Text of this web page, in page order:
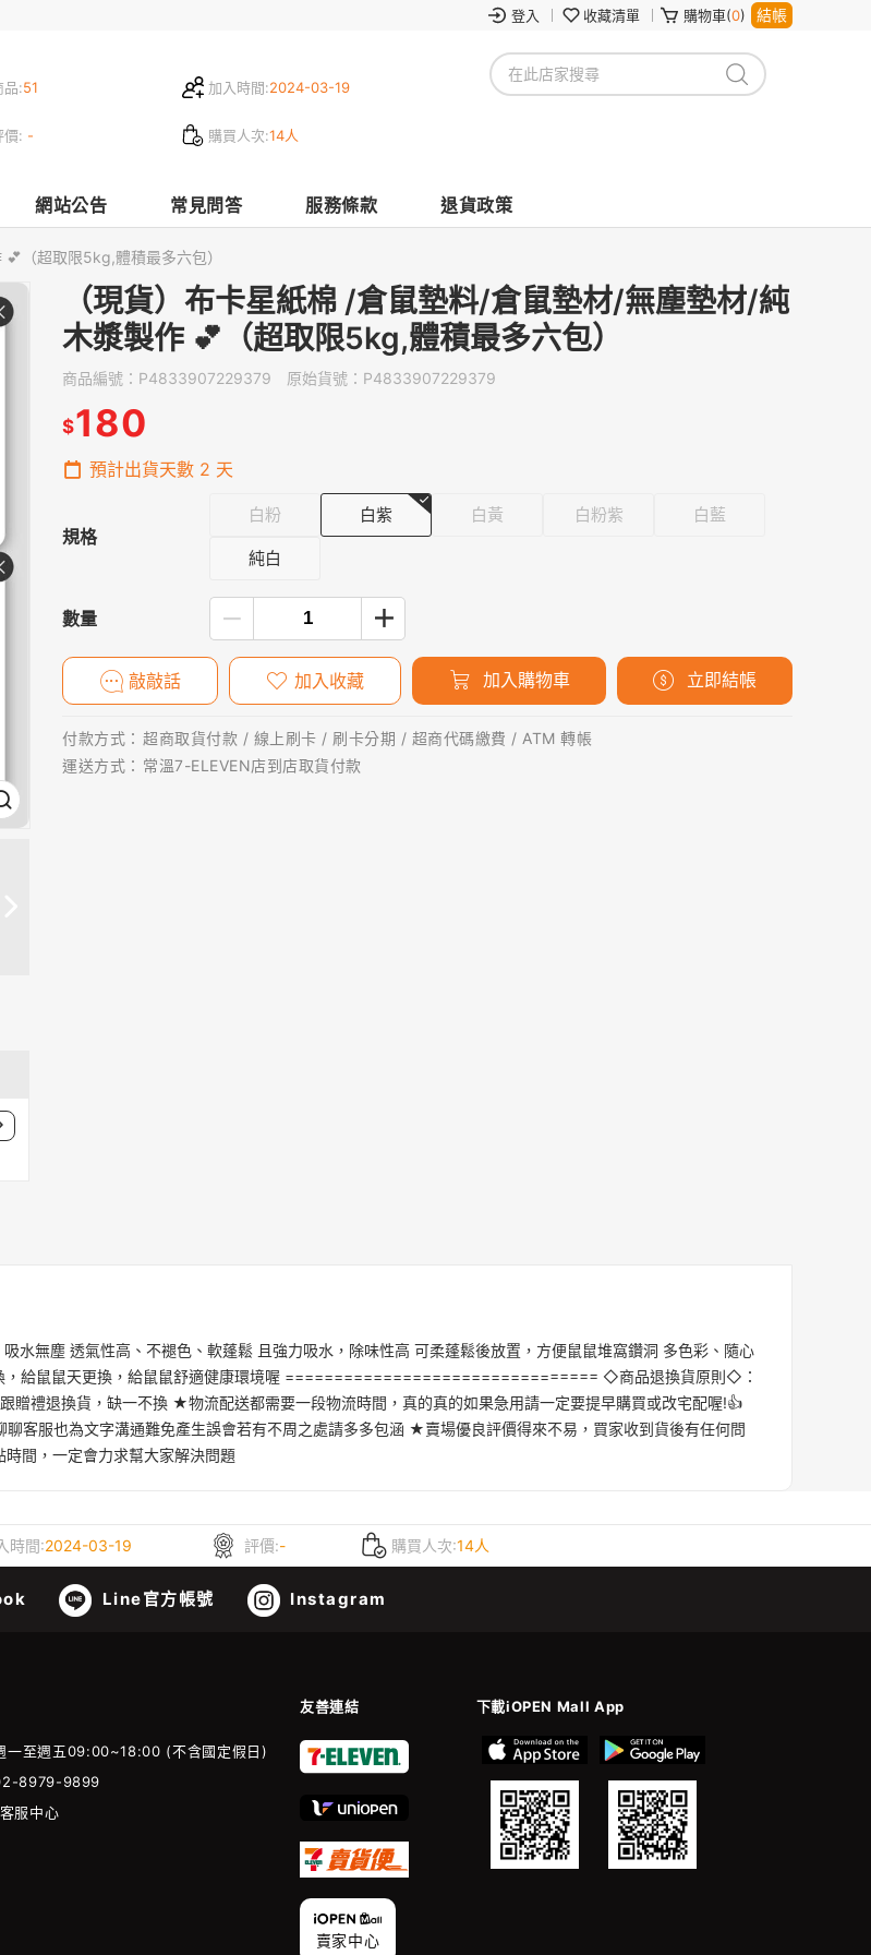
登入 收藏清單 購物車(0) 結帳
品:51 加入時間:2024-03-19
價: - 購買人次:14人
網站公告 常見問答 服務條款 退貨政策
（超取限5kg,體積最多六包）
（現貨）布卡星紙棉 /倉鼠墊料/倉鼠墊材/無塵墊材/純
木漿製作 💕（超取限5kg,體積最多六包）
商品編號： P4833907229379 原始貨號： P4833907229379
$180
預計出貨天數 2 天
規格
白粉 白紫 白黃 白粉紫 白藍
純白
數量
敲敲話 加入收藏 加入購物車 立即結帳
付款方式： 超商取貨付款 / 線上刷卡 / 刷卡分期 / 超商代碼繳費 / ATM 轉帳
運送方式： 常溫7-ELEVEN店到店取貨付款
水無塵 透氣性高、不褪色、軟蓬鬆 且強力吸水，除味性高 可柔蓬鬆後放置，方便鼠鼠堆窩鑽洞 多色彩、隨心
，給鼠鼠天更換，給鼠鼠舒適健康環境喔 ================================ ◇商品退換貨原則◇：
禮退換貨，缺一不換 ★物流配送都需要一段物流時間，真的真的如果急用請一定要提早購買或改宅配喔!👍
客服也為文字溝通難免產生誤會若有不周之處請多多包涵 ★賣場優良評價得來不易，買家收到貨後有任何問
間，一定會力求幫大家解決問題
時間:2024-03-19 評價:- 購買人次:14人
Line官方帳號 Instagram
友善連結 下載iOPEN Mall App
一至週五09:00~18:00 (不含國定假日)
8979-9899
服中心
賣家中心